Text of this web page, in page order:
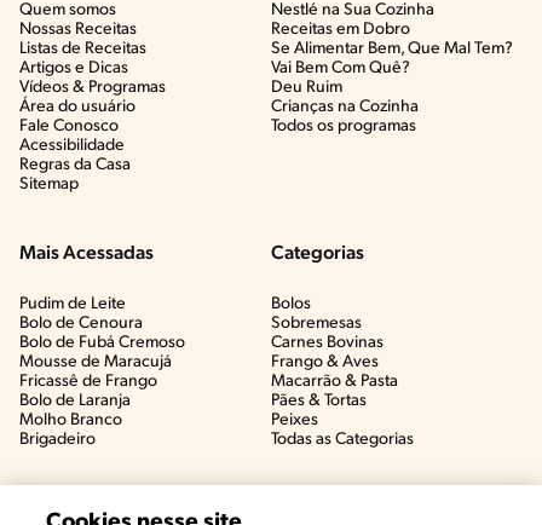
Quem somos
Nossas Receitas
Listas de Receitas​
Artigos e Dicas​
Vídeos & Programas​
Área do usuário
Fale Conosco
Acessibilidade
Regras da Casa
Sitemap
Nestlé na Sua Cozinha
Receitas em Dobro
Se Alimentar Bem, Que Mal Tem?​
Vai Bem Com Quê?​
Deu Ruim​
Crianças na Cozinha​
Todos os programas
Mais Acessadas
Pudim de Leite
Bolo de Cenoura
Bolo de Fubá Cremoso
Mousse de Maracujá
Fricassê de Frango
Bolo de Laranja
Molho Branco
Brigadeiro
Categorias
Bolos
Sobremesas
Carnes Bovinas​
Frango & Aves​
Macarrão & Pasta​
Pães & Tortas​
Peixes
Todas as Categorias